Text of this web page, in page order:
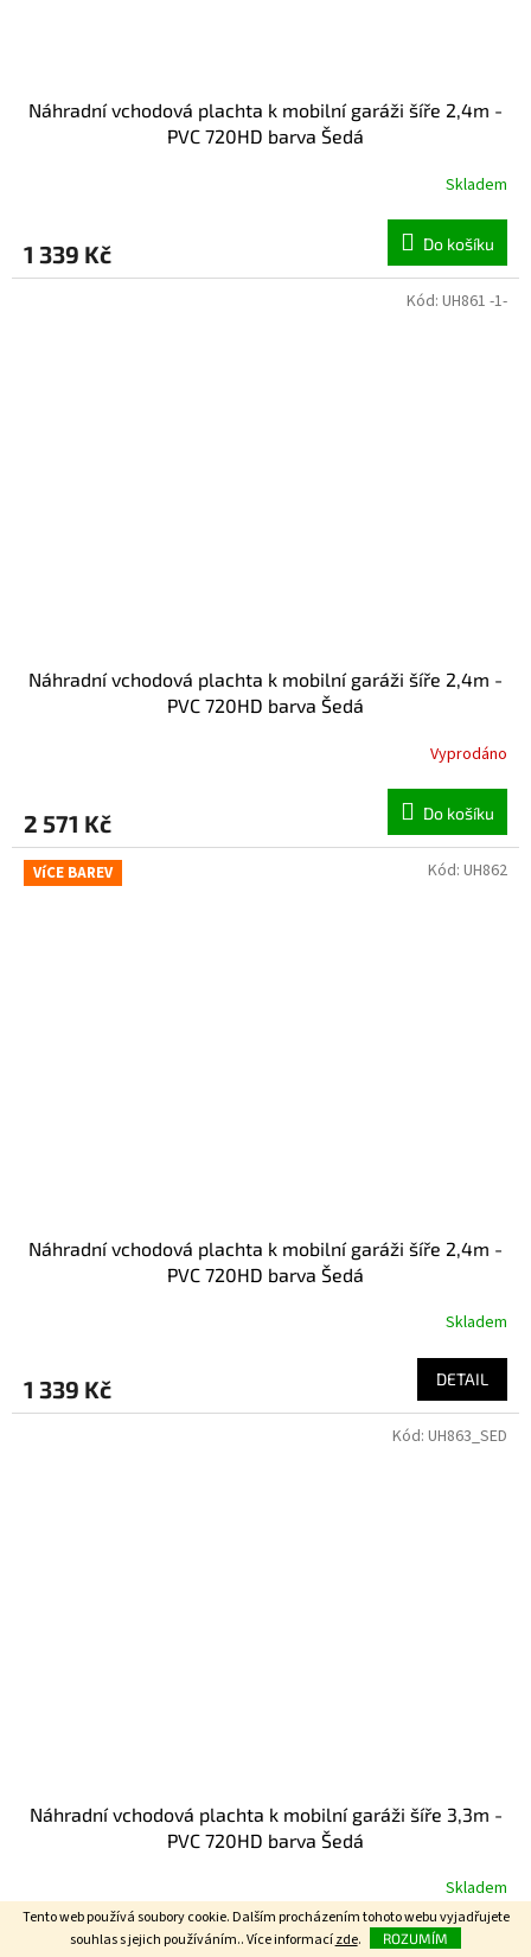
Tento web používá soubory cookie. Dalším procházením tohoto webu vyjadřujete
souhlas s jejich používáním.. Více informacízde. ROZUMÍM
Náhradní vchodová plachta k mobilní garáži šíře 2,4m -
PVC 720HD barva Šedá
Skladem
1 339 Kč Do košíku
Náhradní vchodová plachta k mobilní garáži šíře 2,4m -
PVC 720HD barva Šedá
Vyprodáno
2 571 Kč Do košíku
Kód: UH861 -1-
VíCE BAREV
Náhradní vchodová plachta k mobilní garáži šíře 2,4m -
PVC 720HD barva Šedá
Skladem
1 339 Kč DETAIL
Kód: UH862
Náhradní vchodová plachta k mobilní garáži šíře 3,3m -
PVC 720HD barva Šedá
Skladem
Do košíku
Kód: UH863_SED